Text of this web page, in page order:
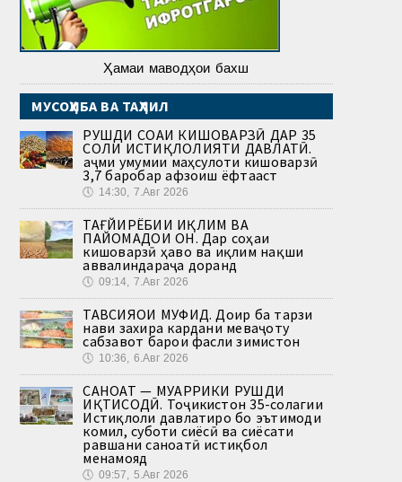
Ҳамаи маводҳои бахш
МУСОҲИБА ВА ТАҲЛИЛ
РУШДИ СОҲАИ КИШОВАРЗӢ ДАР 35
СОЛИ ИСТИҚЛОЛИЯТИ ДАВЛАТӢ.
Ҳаҷми умумии маҳсулоти кишоварзӣ
3,7 баробар афзоиш ёфтааст
🕔 14:30, 7.Авг 2026
ТАҒЙИРЁБИИ ИҚЛИМ ВА
ПАЙОМАДҲОИ ОН. Дар соҳаи
кишоварзӣ ҳаво ва иқлим нақши
аввалиндараҷа доранд
🕔 09:14, 7.Авг 2026
ТАВСИЯҲОИ МУФИД. Доир ба тарзи
нави захира кардани меваҷоту
сабзавот барои фасли зимистон
🕔 10:36, 6.Авг 2026
САНОАТ — МУҲАРРИКИ РУШДИ
ИҚТИСОДӢ. Тоҷикистон 35-солагии
Истиқлоли давлатиро бо эътимоди
комил, суботи сиёсӣ ва сиёсати
равшани саноатӣ истиқбол
менамояд
🕔 09:57, 5.Авг 2026